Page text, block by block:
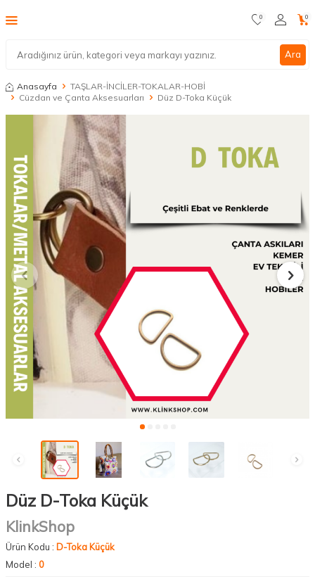
Ara
0 0
Anasayfa
TAŞLAR-İNCİLER-TOKALAR-HOBİ
Cüzdan ve Çanta Aksesuarları
Düz D-Toka Küçük
Düz D-Toka Küçük
KlinkShop
Ürün Kodu : D-Toka Küçük
Model : 0